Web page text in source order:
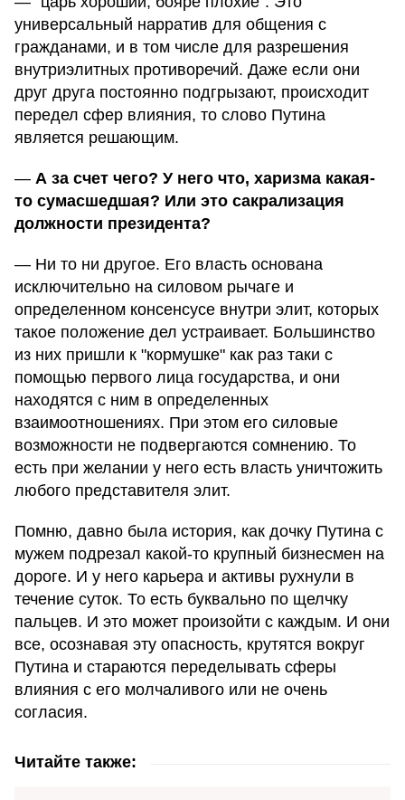
универсальный нарратив для общения с
гражданами, и в том числе для разрешения
внутриэлитных противоречий. Даже если они
друг друга постоянно подгрызают, происходит
передел сфер влияния, то слово Путина
является решающим.
— А за счет чего? У него что, харизма какая-
то сумасшедшая? Или это сакрализация
должности президента?
— Ни то ни другое. Его власть основана
исключительно на силовом рычаге и
определенном консенсусе внутри элит, которых
такое положение дел устраивает. Большинство
из них пришли к "кормушке" как раз таки с
помощью первого лица государства, и они
находятся с ним в определенных
взаимоотношениях. При этом его силовые
возможности не подвергаются сомнению. То
есть при желании у него есть власть уничтожить
любого представителя элит.
Помню, давно была история, как дочку Путина с
мужем подрезал какой-то крупный бизнесмен на
дороге. И у него карьера и активы рухнули в
течение суток. То есть буквально по щелчку
пальцев. И это может произойти с каждым. И они
все, осознавая эту опасность, крутятся вокруг
Путина и стараются переделывать сферы
влияния с его молчаливого или не очень
согласия.
Читайте также: